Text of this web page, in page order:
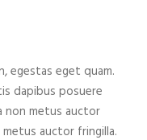
egestas eget quam.
dapibus posuere
non metus auctor
auctor fringilla.